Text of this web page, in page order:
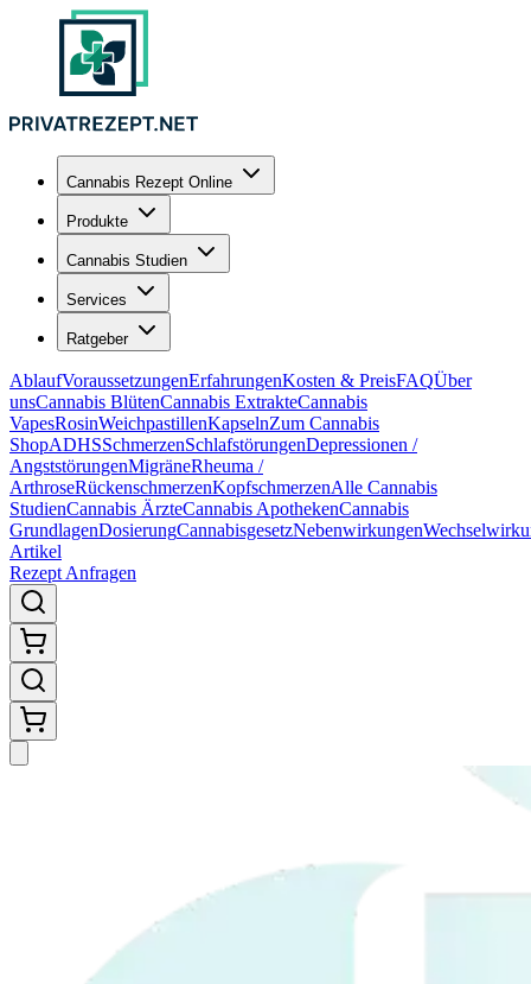
Cannabis Rezept Online
Produkte
Cannabis Studien
Services
Ratgeber
AblaufVoraussetzungenErfahrungenKosten & PreisFAQÜber
unsCannabis BlütenCannabis ExtrakteCannabis
VapesRosinWeichpastillenKapselnZum Cannabis
ShopADHSSchmerzenSchlafstörungenDepressionen /
AngststörungenMigräneRheuma /
ArthroseRückenschmerzenKopfschmerzenAlle Cannabis
StudienCannabis ÄrzteCannabis ApothekenCannabis
GrundlagenDosierungCannabisgesetzNebenwirkungen
Artikel
Rezept Anfragen